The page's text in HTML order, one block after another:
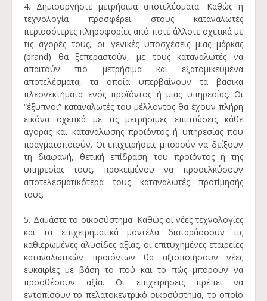
4. Δημιουργήστε μετρήσιμα αποτελέσματα: Καθώς η
τεχνολογία προσφέρει στους καταναλωτές
περισσότερες πληροφορίες από ποτέ άλλοτε σχετικά με
τις αγορές τους, οι γενικές υποσχέσεις μιας μάρκας
(brand) θα ξεπεραστούν, με τους καταναλωτές να
απαιτούν πιο μετρήσιμα και εξατομικευμένα
αποτελέσματα, τα οποία υπερβαίνουν τα βασικά
πλεονεκτήματα ενός προϊόντος ή μιας υπηρεσίας. Οι
“έξυπνοι” καταναλωτές του μέλλοντος θα έχουν πλήρη
εικόνα σχετικά με τις μετρήσιμες επιπτώσεις κάθε
αγοράς και κατανάλωσης προϊόντος ή υπηρεσίας που
πραγματοποιούν. Οι επιχειρήσεις μπορούν να δείξουν
τη διαφανή, θετική επίδραση του προϊόντος ή της
υπηρεσίας τους, προκειμένου να προσελκύσουν
αποτελεσματικότερα τους καταναλωτές προτίμησής
τους.
5. Δαμάστε το οικοσύστημα: Καθώς οι νέες τεχνολογίες
και τα επιχειρηματικά μοντέλα διαταράσσουν τις
καθιερωμένες αλυσίδες αξίας, οι επιτυχημένες εταιρείες
καταναλωτικών προϊόντων θα αξιοποιήσουν νέες
ευκαιρίες με βάση το πού και το πώς μπορούν να
προσθέσουν αξία. Οι επιχειρήσεις πρέπει να
εντοπίσουν το πελατοκεντρικό οικοσύστημα, το οποίο